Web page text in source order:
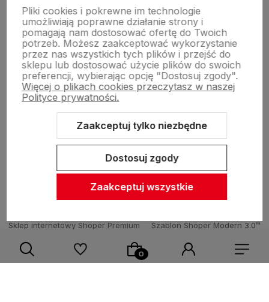
O firmie
Zasady sprzedaży
Pomoc
Sklep internetowy Shoper Premium
Szablon Shoper Modern 3.0™
Pliki cookies i pokrewne im technologie
umożliwiają poprawne działanie strony i
pomagają nam dostosować ofertę do Twoich
potrzeb. Możesz zaakceptować wykorzystanie
przez nas wszystkich tych plików i przejść do
sklepu lub dostosować użycie plików do swoich
preferencji, wybierając opcję "Dostosuj zgody".
Więcej o plikach cookies przeczytasz w naszej
Polityce prywatności.
Zaakceptuj tylko niezbędne
Dostosuj zgody
Zaakceptuj wszystkie